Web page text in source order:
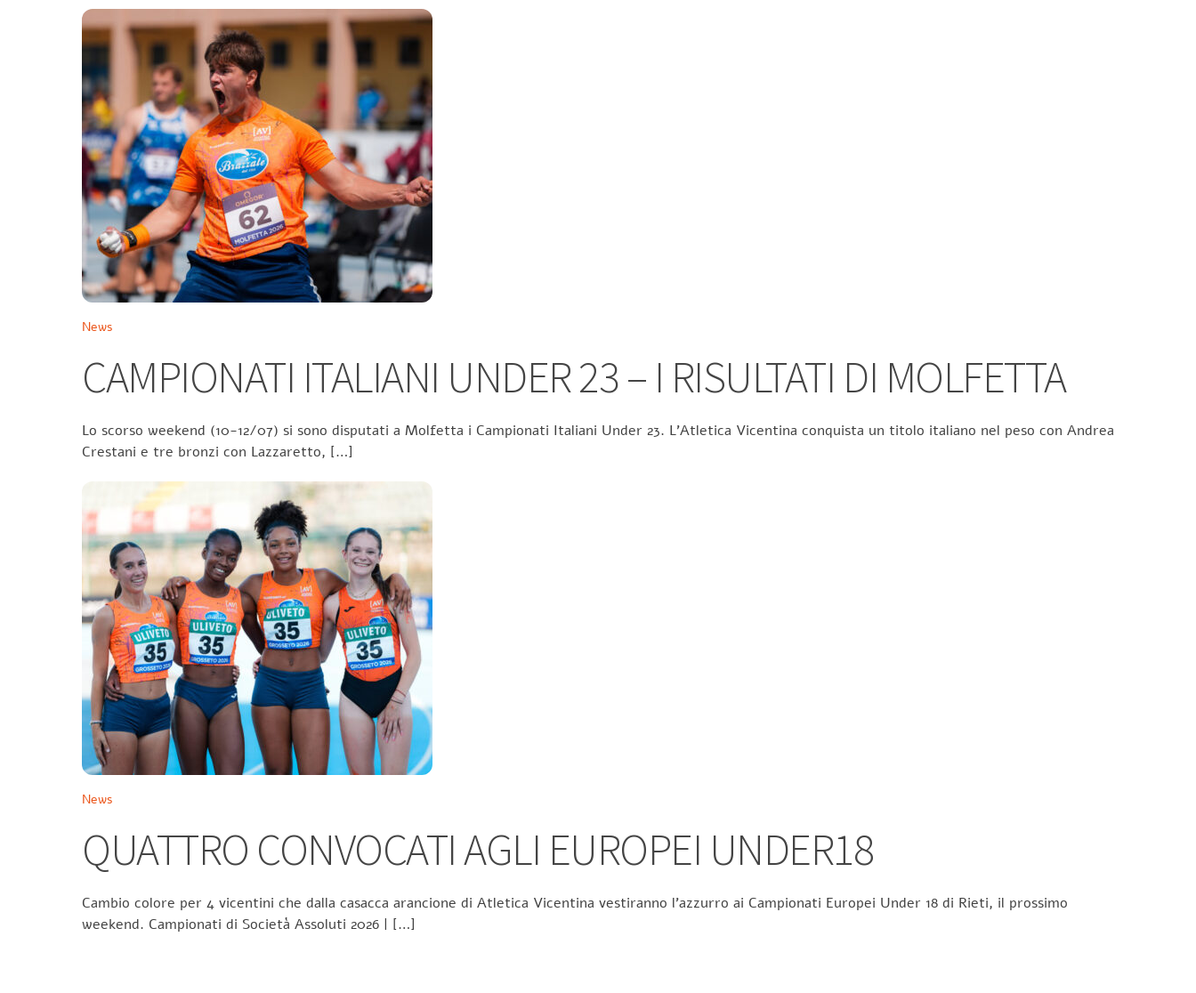
News
CAMPIONATI ITALIANI UNDER 23 – I RISULTATI DI MOLFETTA
Lo scorso weekend (10-12/07) si sono disputati a Molfetta i Campionati Italiani Under 23. L’Atletica Vicentina conquista un titolo italiano nel peso con Andrea
Crestani e tre bronzi con Lazzaretto, […]
News
QUATTRO CONVOCATI AGLI EUROPEI UNDER18
Cambio colore per 4 vicentini che dalla casacca arancione di Atletica Vicentina vestiranno l’azzurro ai Campionati Europei Under 18 di Rieti, il prossimo
weekend. Campionati di Società Assoluti 2026 | […]